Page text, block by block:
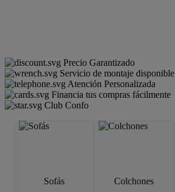
Precio Garantizado
Servicio de montaje disponible
Atención Personalizada
Financia tus compras fácilmente
Club Confo
Sofás Colchones